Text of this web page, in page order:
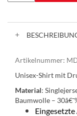
Artikelnummer:
Unisex-Shirt mit
Material:
Baumwolle –